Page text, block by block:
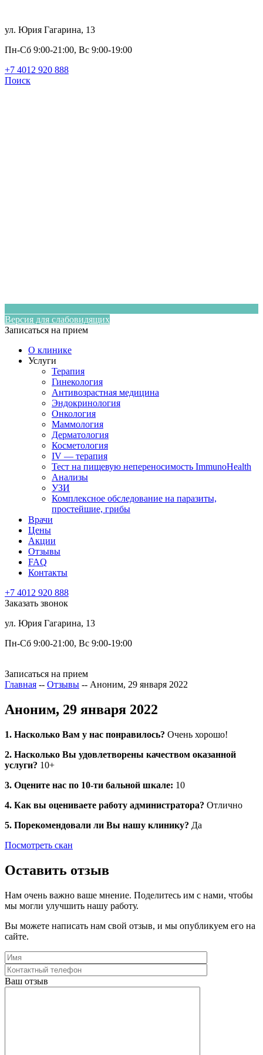
ул. Юрия Гагарина, 13
Пн-Сб 9:00-21:00, Вс 9:00-19:00
+7 4012 920 888
Поиск
Версия для слабовидящих
Записаться на прием
О клинике
Услуги
Терапия
Гинекология
Антивозрастная медицина
Эндокринология
Онкология
Маммология
Дерматология
Косметология
IV — терапия
Тест на пищевую непереносимость ImmunoHealth
Анализы
УЗИ
Комплексное обследование на паразиты,
простейшие, грибы
Врачи
Цены
Акции
Отзывы
FAQ
Контакты
+7 4012 920 888
Заказать звонок
ул. Юрия Гагарина, 13
Пн-Сб 9:00-21:00, Вс 9:00-19:00
Записаться на прием
Главная -- Отзывы -- Аноним, 29 января 2022
Аноним, 29 января 2022
1. Насколько Вам у нас понравилось? Очень хорошо!
2. Насколько Вы удовлетворены качеством оказанной
услуги? 10+
3. Оцените нас по 10-ти бальной шкале: 10
4. Как вы оцениваете работу администратора? Отлично
5. Порекомендовали ли Вы нашу клинику? Да
Посмотреть скан
Оставить отзыв
Нам очень важно ваше мнение. Поделитесь им с нами, чтобы
мы могли улучшить нашу работу.
Вы можете написать нам свой отзыв, и мы опубликуем его на
сайте.
Ваш отзыв